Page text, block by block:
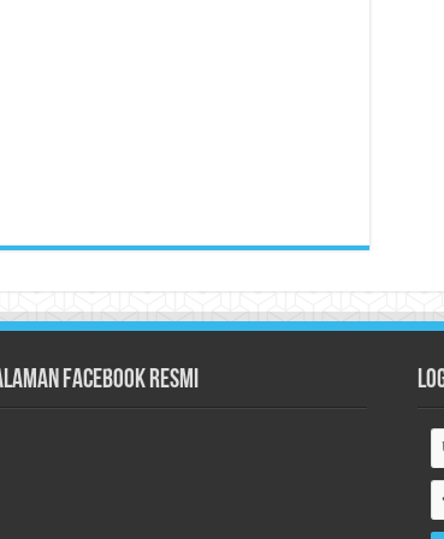
Facebook Resmi